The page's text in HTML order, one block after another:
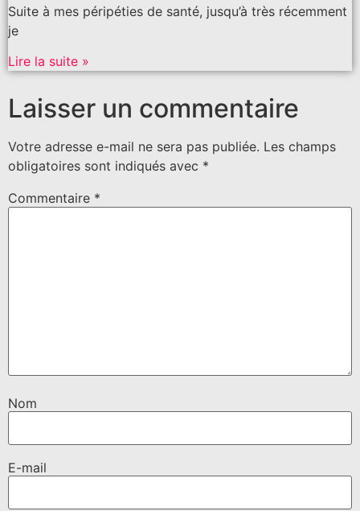
Suite à mes péripéties de santé, jusqu’à très récemment
je
Lire la suite »
Laisser un commentaire
Votre adresse e-mail ne sera pas publiée. Les champs
obligatoires sont indiqués avec *
Commentaire *
Nom
E-mail